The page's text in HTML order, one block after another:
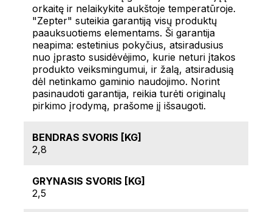
orkaitę ir nelaikykite aukštoje temperatūroje.
"Zepter" suteikia garantiją visų produktų
paauksuotiems elementams. Ši garantija
neapima: estetinius pokyčius, atsiradusius
nuo įprasto susidėvėjimo, kurie neturi įtakos
produkto veiksmingumui, ir žalą, atsiradusią
dėl netinkamo gaminio naudojimo. Norint
pasinaudoti garantija, reikia turėti originalų
pirkimo įrodymą, prašome jį išsaugoti.
BENDRAS SVORIS [KG]
2,8
GRYNASIS SVORIS [KG]
2,5